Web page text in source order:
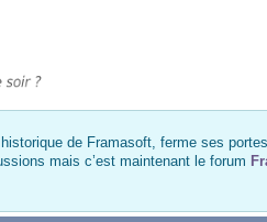
de Framasoft, ferme ses
mais c’est maintenant le forum